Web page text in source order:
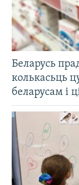
Беларусь
колькасьць
беларусам і